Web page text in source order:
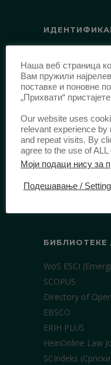
еISSN: 2406-2693
DOI:10.51204/
ИЗДАВАЧ /
Правни
Београду
Булевар краља
11000 Београд
БИБЛИОТЕКЕ
WoS ESCI
SCOPUS
Directory of
EBSCO
ERIH PLUS
HeinOnline Law
SCIndeks
Наша веб страница
Вам пружили
поставке и поновне
„Прихвати“
Our website uses
relevant experience
and repeat visits. By
agree to the use of ALL
Моји подаци нису за
Подешавање /